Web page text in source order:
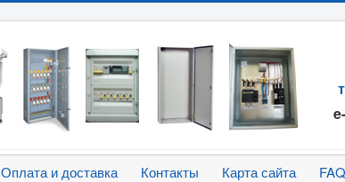
Оплата и доставка Контакты Карта сайта FAQ